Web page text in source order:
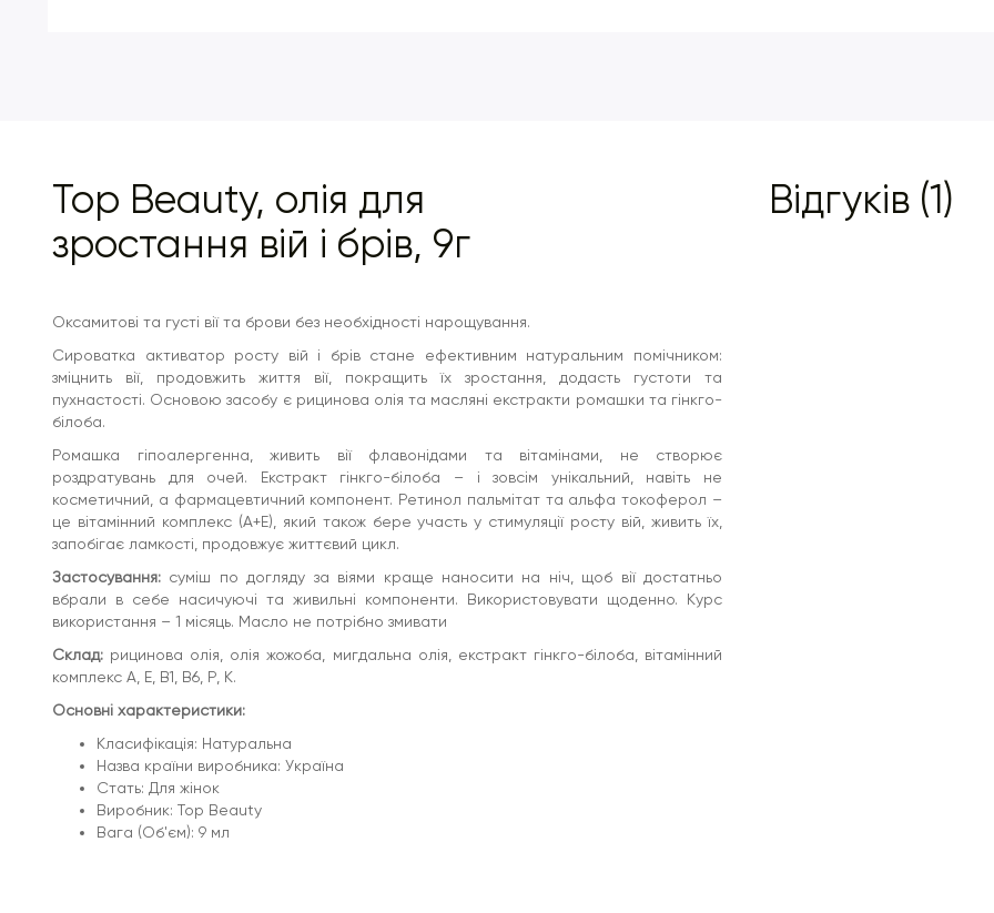
Top Beauty, олія для
зростання вій і брів, 9г
Оксамитові та густі вії та брови без необхідності нарощування.
Сироватка активатор росту вій і брів стане ефективним натуральним помічником:
зміцнить вії, продовжить життя вії, покращить їх зростання, додасть густоти та
пухнастості. Основою засобу є рицинова олія та масляні екстракти ромашки та гінкго-
білоба.
Ромашка гіпоалергенна, живить вії флавонідами та вітамінами, не створює
роздратувань для очей. Екстракт гінкго-білоба – і зовсім унікальний, навіть не
косметичний, а фармацевтичний компонент. Ретинол пальмітат та альфа токоферол –
це вітамінний комплекс (А+Е), який також бере участь у стимуляції росту вій, живить їх,
запобігає ламкості, продовжує життєвий цикл.
Застосування: суміш по догляду за віями краще наносити на ніч, щоб вії достатньо
вбрали в себе насичуючі та живильні компоненти. Використовувати щоденно. Курс
використання – 1 місяць. Масло не потрібно змивати
Склад: рицинова олія, олія жожоба, мигдальна олія, екстракт гінкго-білоба, вітамінний
комплекс А, Е, В1, В6, Р, К.
Основні характеристики:
Класифікація: Натуральна
Назва країни виробника: Україна
Стать: Для жінок
Виробник: Top Beauty
Вага (Об'єм): 9 мл
Відгуків (1)